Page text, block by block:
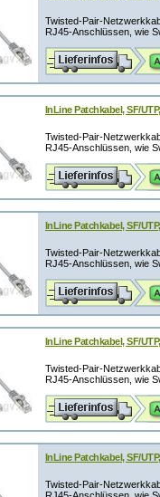
Twisted-Pair-
RJ45-Anschlüssen, wie
InLine Patchkabel, SF/
Twisted-Pair-
RJ45-Anschlüssen, wie
InLine Patchkabel, SF/
Twisted-Pair-
RJ45-Anschlüssen, wie
InLine Patchkabel, SF/
Twisted-Pair-
RJ45-Anschlüssen, wie
InLine Patchkabel, SF/
Twisted-Pair-